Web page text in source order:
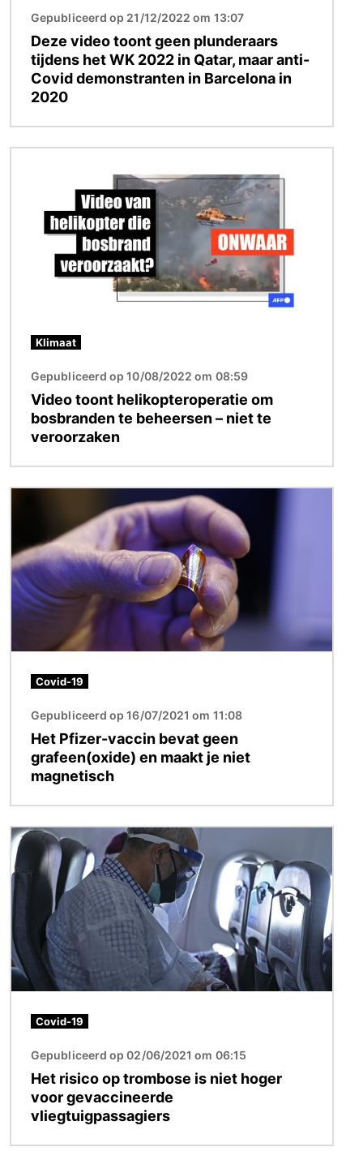
Gepubliceerd op 21/12/2022 om 13:07
Deze video toont geen plunderaars
tijdens het WK 2022 in Qatar, maar anti-
Covid demonstranten in Barcelona in
2020
Klimaat
Gepubliceerd op 10/08/2022 om 08:59
Video toont helikopteroperatie om
bosbranden te beheersen – niet te
veroorzaken
Covid-19
Gepubliceerd op 16/07/2021 om 11:08
Het Pfizer-vaccin bevat geen
grafeen(oxide) en maakt je niet
magnetisch
Afbeelding
Covid-19
Gepubliceerd op 02/06/2021 om 06:15
Het risico op trombose is niet hoger
voor gevaccineerde
vliegtuigpassagiers